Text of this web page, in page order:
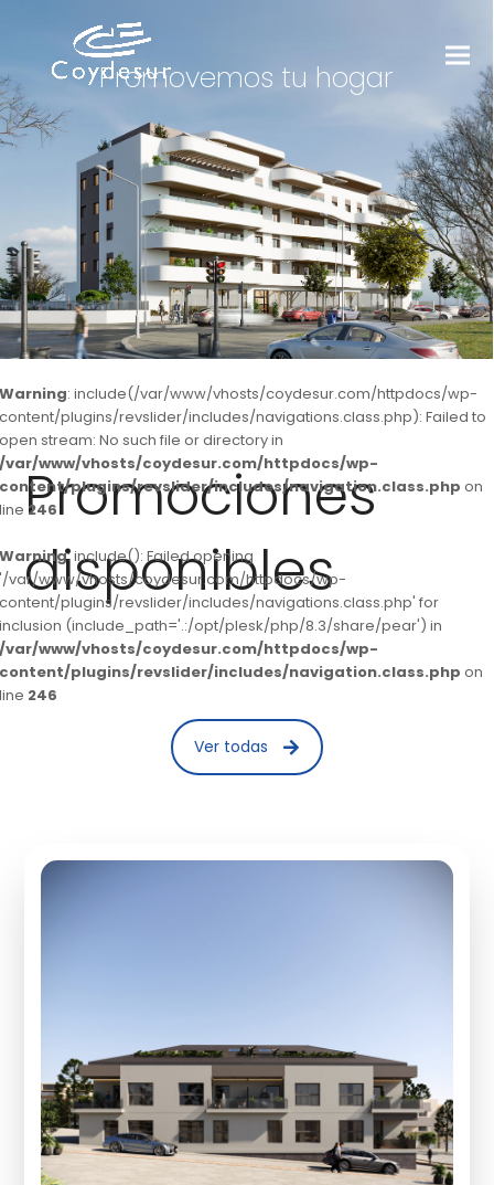
Promovemos tu hogar
Warning: include(/var/www/vhosts/coydesur.com/httpdocs/wp-
content/plugins/revslider/includes/navigations.class.php): Failed to
open stream: No such file or directory in
/var/www/vhosts/coydesur.com/httpdocs/wp-
content/plugins/revslider/includes/navigation.class.php on
line 246
Warning: include(): Failed opening
'/var/www/vhosts/coydesur.com/httpdocs/wp-
content/plugins/revslider/includes/navigations.class.php' for
inclusion (include_path='.:/opt/plesk/php/8.3/share/pear') in
/var/www/vhosts/coydesur.com/httpdocs/wp-
content/plugins/revslider/includes/navigation.class.php on
line 246
Promociones
disponibles
Ver todas